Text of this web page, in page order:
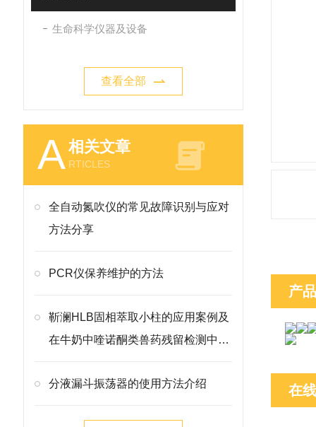
生命科学仪器及设备
查看全部
A相关文章
RTICLES
全自动氮吹仪的常见故障识别与应对
方法分享
PCR仪保养维护的方法
靳澜HLB固相萃取小柱的应用案例及
在牛奶中喹诺酮类兽药残留检测中的
分液漏斗振荡器的使用方法介绍
产
在